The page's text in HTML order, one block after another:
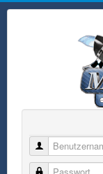
Benutzername